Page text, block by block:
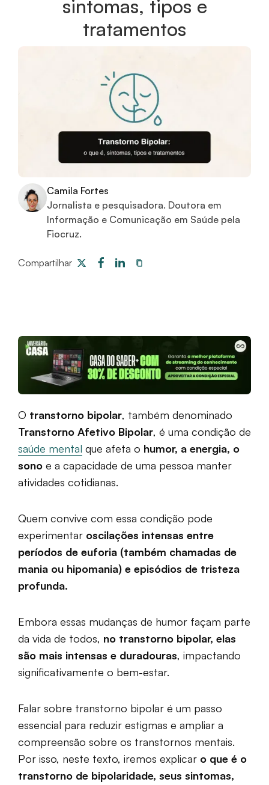
sintomas, tipos e
tratamentos
Camila Fortes
Jornalista e pesquisadora. Doutora em
Informação e Comunicação em Saúde pela
Fiocruz.
Compartilhar
O transtorno bipolar, também denominado
Transtorno Afetivo Bipolar, é uma condição de
saúde mental que afeta o humor, a energia, o
sono e a capacidade de uma pessoa manter
atividades cotidianas.
Quem convive com essa condição pode
experimentar oscilações intensas entre
períodos de euforia (também chamadas de
mania ou hipomania) e episódios de tristeza
profunda.
Embora essas mudanças de humor façam parte
da vida de todos, no transtorno bipolar, elas
são mais intensas e duradouras, impactando
significativamente o bem-estar.
Falar sobre transtorno bipolar é um passo
essencial para reduzir estigmas e ampliar a
compreensão sobre os transtornos mentais.
Por isso, neste texto, iremos explicar o que é o
transtorno de bipolaridade, seus sintomas,